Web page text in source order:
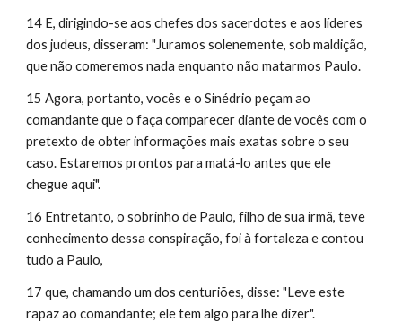
14 E, dirigindo-se aos chefes dos sacerdotes e aos líderes
dos judeus, disseram: "Juramos solenemente, sob maldição,
que não comeremos nada enquanto não matarmos Paulo.
15 Agora, portanto, vocês e o Sinédrio peçam ao
comandante que o faça comparecer diante de vocês com o
pretexto de obter informações mais exatas sobre o seu
caso. Estaremos prontos para matá-lo antes que ele
chegue aqui".
16 Entretanto, o sobrinho de Paulo, filho de sua irmã, teve
conhecimento dessa conspiração, foi à fortaleza e contou
tudo a Paulo,
17 que, chamando um dos centuriões, disse: "Leve este
rapaz ao comandante; ele tem algo para lhe dizer".